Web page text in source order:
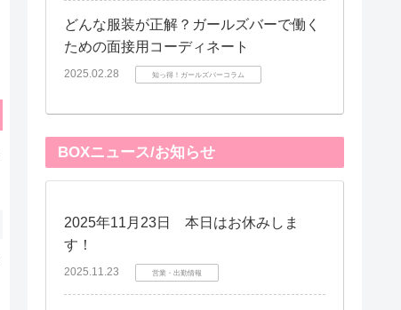
どんな服装が正解？ガールズバーで働く
ための面接用コーディネート
2025.02.28 知っ得！ガールズバーコラム
BOXニュース/お知らせ
2025年11月23日 本日はお休みしま
す！
2025.11.23 営業・出勤情報